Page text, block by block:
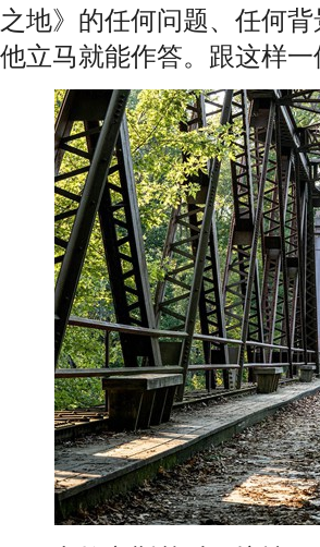
之地》的任何问题、任何
他立马就能作答。跟这样